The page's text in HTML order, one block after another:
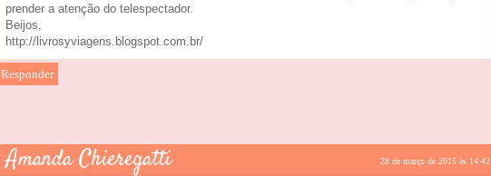
prender a atenção do telespectador.
Beijos,
http://livrosyviagens.blogspot.com.br/
Responder
Amanda Chieregatti 28 de março de 2015 às 14:42